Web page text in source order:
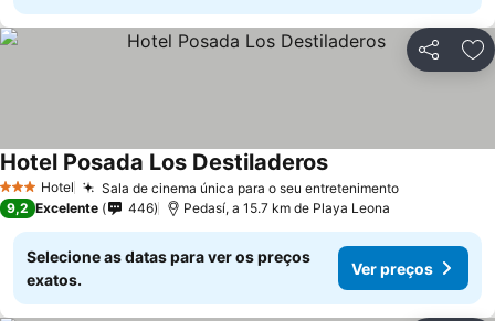
Partilhar
3 EstrelasHotel Sala de cinema única para o seu entretenimentoVer preços
Hotel Posada Los DestiladerosVer preços
9,2 Excelente 446 Pedasí, a 15.7 km de Playa Leona
Selecione as datas para ver os preços
exatos.
Ver preços